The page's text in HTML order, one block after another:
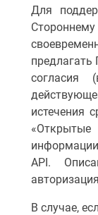
Для
согласия
истечения
API.
В случае,